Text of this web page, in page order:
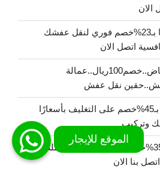
دينا نقل عفش حي الملقا بـ23%خصم فوري لنقل عفشك
اتصل الان
دينا نقل عفش شرق الرياض..خصم100ريال..عمالة
نقل عفش
شركة نقل عفش بالخرج بـ45%خصم على التغليف بأسعارًا
وتركيب
شركة تنظيف بالزلفي بـ35%خصم حلول تنظيف متكاملة
بنا الان